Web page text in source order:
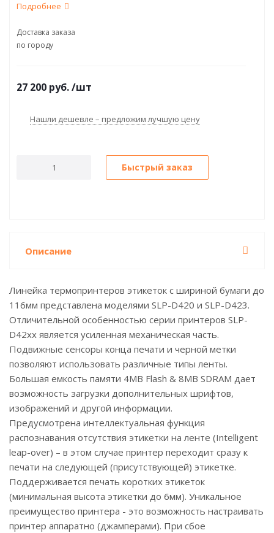
Подробнее
Доставка заказа
по городу
27 200 руб./шт
Нашли дешевле – предложим лучшую цену
Быстрый заказ
Описание
Линейка термопринтеров этикеток с шириной бумаги до
116мм представлена моделями SLP-D420 и SLP-D423.
Отличительной особенностью серии принтеров SLP-
D42хх является усиленная механическая часть.
Подвижные сенсоры конца печати и черной метки
позволяют использовать различные типы ленты.
Большая емкость памяти 4MB Flash & 8MB SDRAM дает
возможность загрузки дополнительных шрифтов,
изображений и другой информации.
Предусмотрена интеллектуальная функция
распознавания отсутствия этикетки на ленте (Intelligent
leap-over) – в этом случае принтер переходит сразу к
печати на следующей (присутствующей) этикетке.
Поддерживается печать коротких этикеток
(минимальная высота этикетки до 6мм). Уникальное
преимущество принтера - это возможность настраивать
принтер аппаратно (джамперами). При сбое